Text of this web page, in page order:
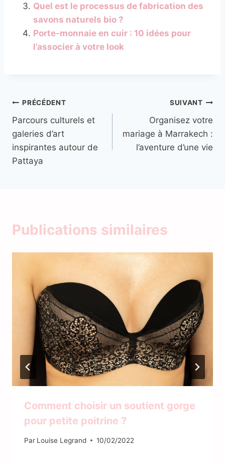
Quel est le processus de fabrication des
savons naturels bio ?
Porte-monnaie en cuir : 10 idées pour
l’associer à votre look
Navigation
de
l’article
PRÉCÉDENT
Parcours culturels et
galeries d’art
inspirantes autour de
Pattaya
SUIVANT
Organisez votre
mariage à Marrakech :
l’aventure d’une vie
Publications similaires
Comment choisir un soutient gorge
pour petite poitrine ?
Par Louise Legrand 10/02/2022